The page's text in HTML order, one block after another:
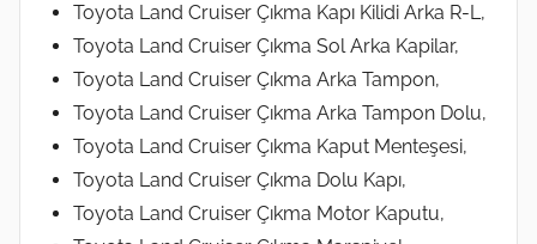
Toyota Land Cruiser Çıkma Kapı Kilidi Arka R-L,
Toyota Land Cruiser Çıkma Sol Arka Kapilar,
Toyota Land Cruiser Çıkma Arka Tampon,
Toyota Land Cruiser Çıkma Arka Tampon Dolu,
Toyota Land Cruiser Çıkma Kaput Menteşesi,
Toyota Land Cruiser Çıkma Dolu Kapı,
Toyota Land Cruiser Çıkma Motor Kaputu,